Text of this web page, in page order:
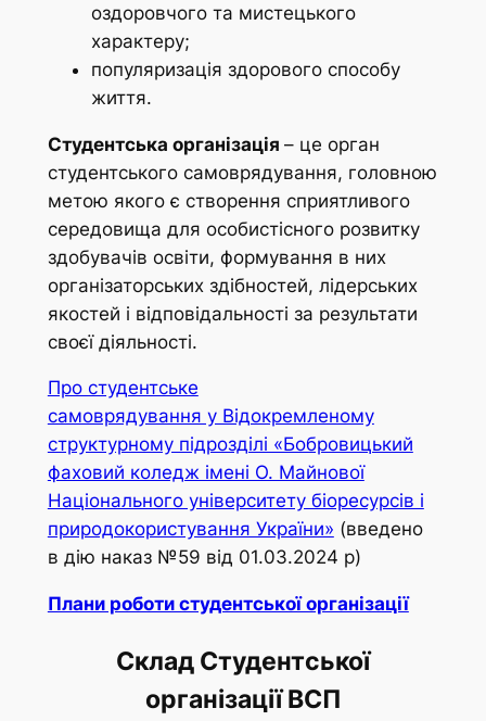
оздоровчого та мистецького
характеру;
популяризація здорового способу
життя.
Студентська організація – це орган
студентського самоврядування, головною
метою якого є створення сприятливого
середовища для особистісного розвитку
здобувачів освіти, формування в них
організаторських здібностей, лідерських
якостей і відповідальності за результати
своєї діяльності.
Про студентське
самоврядування у Відокремленому
структурному підрозділі «Бобровицький
фаховий коледж імені О. Майнової
Національного університету біоресурсів і
природокористування України» (введено
в дію наказ №59 від 01.03.2024 р)
Плани роботи студентської організації
Склад Студентської
організації ВСП